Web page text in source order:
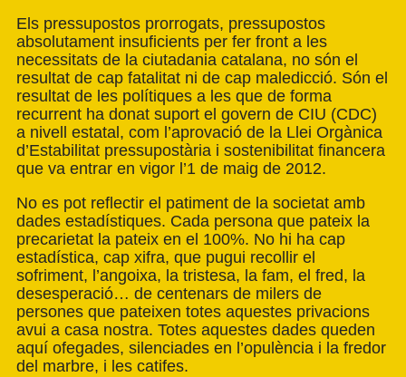
Els pressupostos prorrogats, pressupostos
absolutament insuficients per fer front a les
necessitats de la ciutadania catalana, no són el
resultat de cap fatalitat ni de cap maledicció. Són el
resultat de les polítiques a les que de forma
recurrent ha donat suport el govern de CIU (CDC)
a nivell estatal, com l’aprovació de la Llei Orgànica
d’Estabilitat pressupostària i sostenibilitat financera
que va entrar en vigor l’1 de maig de 2012.
No es pot reflectir el patiment de la societat amb
dades estadístiques. Cada persona que pateix la
precarietat la pateix en el 100%. No hi ha cap
estadística, cap xifra, que pugui recollir el
sofriment, l’angoixa, la tristesa, la fam, el fred, la
desesperació… de centenars de milers de
persones que pateixen totes aquestes privacions
avui a casa nostra. Totes aquestes dades queden
aquí ofegades, silenciades en l’opulència i la fredor
del marbre, i les catifes.